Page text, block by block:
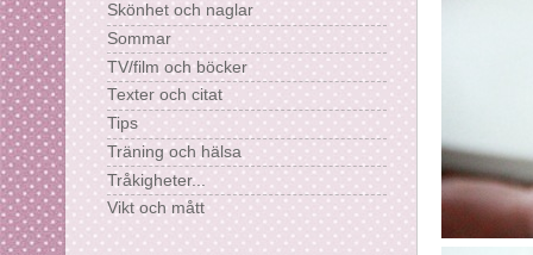
Skönhet och naglar
Sommar
TV/film och böcker
Texter och citat
Tips
Träning och hälsa
Tråkigheter...
Vikt och mått